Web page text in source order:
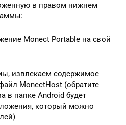
в правом нижнем
Monect Portable на свой
извлекаем содержимое
MonectHost (обратите
в папке Android будет
который можно